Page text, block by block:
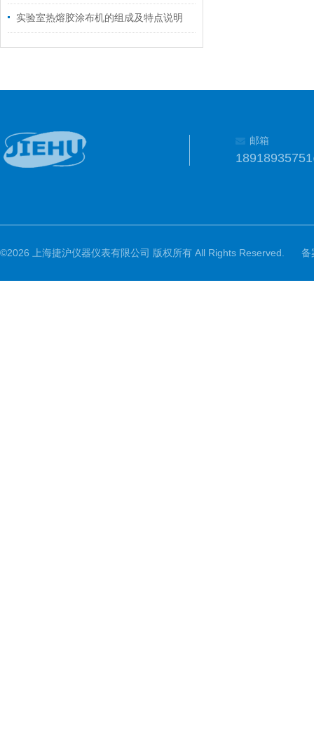
实验室热熔胶涂布机的组成及特点说明
邮箱
©2026 上海捷沪仪器仪表有限公司 版权所有 All Rights Reserved. 备